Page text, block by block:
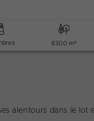
8300 m²
alentours dans le lot